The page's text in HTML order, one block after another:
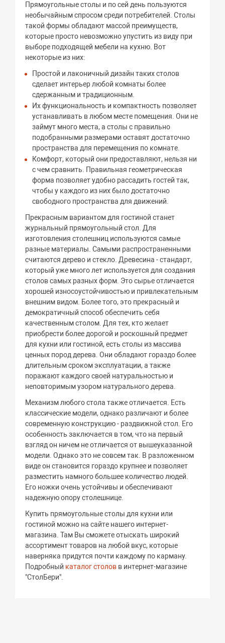
Прямоугольные столы и по сей день пользуются
необычайным спросом среди потребителей. Столы
такой формы обладают массой преимуществ,
которые просто невозможно упустить из виду при
выборе подходящей мебели на кухню. Вот
некоторые из них:
Простой и лаконичный дизайн таких столов
сделает интерьер любой комнаты более
сдержанным и традиционным.
Их функциональность и компактность позволяет
устанавливать в любом месте помещения. Они не
займут много места, а столы с правильно
подобранными размерами оставят достаточно
пространства для перемещения по комнате.
Комфорт, который они предоставляют, нельзя ни
с чем сравнить. Правильная геометрическая
форма позволяет удобно рассадить гостей так,
чтобы у каждого из них было достаточно
свободного пространства для движений.
Прекрасным вариантом для гостиной станет
журнальный прямоугольный стол. Для
изготовления столешниц используются самые
разные материалы. Самыми распространенными
считаются дерево и стекло. Древесина - стандарт,
который уже много лет используется для создания
столов самых разных форм. Это сырье отличается
хорошей износоустойчивостью и привлекательным
внешним видом. Более того, это прекрасный и
демократичный способ обеспечить себя
качественным столом. Для тех, кто желает
приобрести более дорогой и роскошный предмет
для кухни или гостиной, есть столы из массива
ценных пород дерева. Они обладают гораздо более
длительным сроком эксплуатации, а также
поражают каждого своей натуральностью и
неповторимым узором натурального дерева.
Механизм любого стола также отличается. Есть
классические модели, однако различают и более
современную конструкцию - раздвижной стол. Его
особенность заключается в том, что на первый
взгляд он ничем не отличается от вышеуказанной
модели. Однако это не совсем так. В разложенном
виде он становится гораздо крупнее и позволяет
разместить намного большее количество людей.
Его ножки очень устойчивы и обеспечивают
надежную опору столешнице.
Купить прямоугольные столы для кухни или
гостиной можно на сайте нашего интернет-
магазина. Там Вы сможете отыскать широкий
ассортимент товаров на любой вкус, которые
наверняка придутся почти каждому по карману.
Подробный каталог столов в интернет-магазине
"СтолБери".